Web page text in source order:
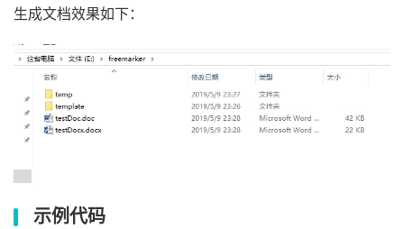
                zipout
InputStream in = new
                        zipout
write
                        zipout
生成文档效果如下：
示例代码